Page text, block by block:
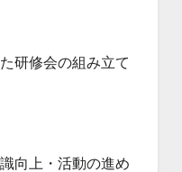
研修会の組み立て
向上・活動の進め